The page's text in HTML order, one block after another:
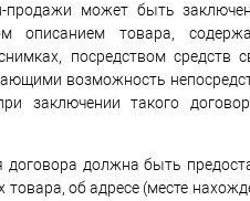
продажи может быть
описанием товара,
посредством средств
возможность
заключении такого
договора должна быть
товара, об адресе (месте